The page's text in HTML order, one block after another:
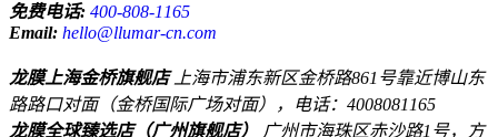
免费电话: 400-808-1165
Email: hello@llumar-cn.com
龙膜上海金桥旗舰店 上海市浦东新区金桥路861号靠近博山东
路路口对面（金桥国际广场对面），电话：4008081165
龙膜全球臻选店（广州旗舰店）
广州市海珠区赤沙路1号，方